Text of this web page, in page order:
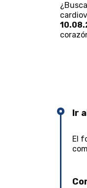
Ir
El